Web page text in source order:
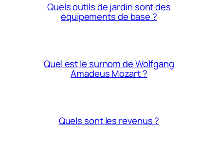
Quels outils de jardin sont des
équipements de base ?
Quel est le surnom de Wolfgang
Amadeus Mozart ?
Quels sont les revenus ?